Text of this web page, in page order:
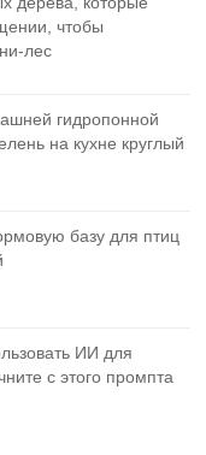
чтобы
лес
гидропонной
на кухне круглый
базу для птиц
ИИ для
с этого промпта